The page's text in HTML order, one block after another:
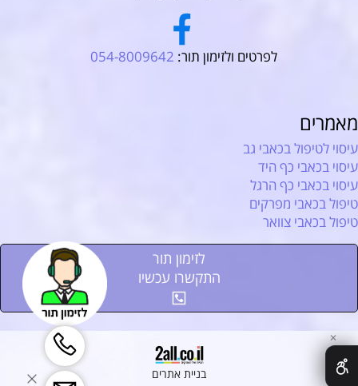
לפרטים ולזימון תור: 054-8009642
מאמרים
עיסוי לטיפול בכאבי גב
עיסוי בכאבי כף היד
עיסוי בכאבי כף הרגל
טיפול בכאבי מפרקים
טיפול בכאבי צוואר
לזימון תור
התקשרו עכשיו
בניית אתרים
✕